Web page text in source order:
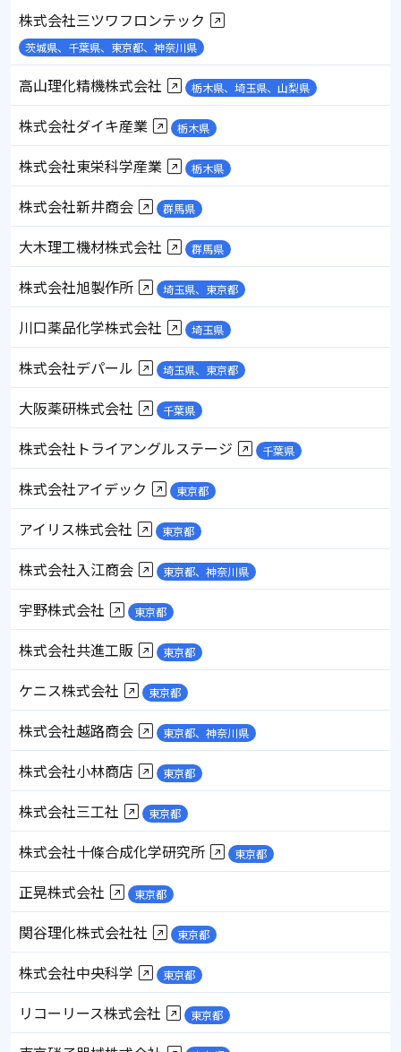
株式会社三ツワフロンテック
茨城県、千葉県、東京都、神奈川県
高山理化精機株式会社 栃木県、埼玉県、山梨県
株式会社ダイキ産業 栃木県
株式会社東栄科学産業 栃木県
株式会社新井商会 群馬県
大木理工機材株式会社 群馬県
株式会社旭製作所 埼玉県、東京都
川口薬品化学株式会社 埼玉県
株式会社デパール 埼玉県、東京都
大阪薬研株式会社 千葉県
株式会社トライアングルステージ 千葉県
株式会社アイデック 東京都
アイリス株式会社 東京都
株式会社入江商会 東京都、神奈川県
宇野株式会社 東京都
株式会社共進工販 東京都
ケニス株式会社 東京都
株式会社越路商会 東京都、神奈川県
株式会社小林商店 東京都
株式会社三工社 東京都
株式会社十條合成化学研究所 東京都
正晃株式会社 東京都
関谷理化株式会社社 東京都
株式会社中央科学 東京都
リコーリース株式会社 東京都